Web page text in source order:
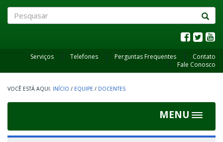
Serviços Telefones Perguntas Frequentes
Contato
Fale Conosco
INÍCIO / EQUIPE / DOCENTES
MENU
Toggle